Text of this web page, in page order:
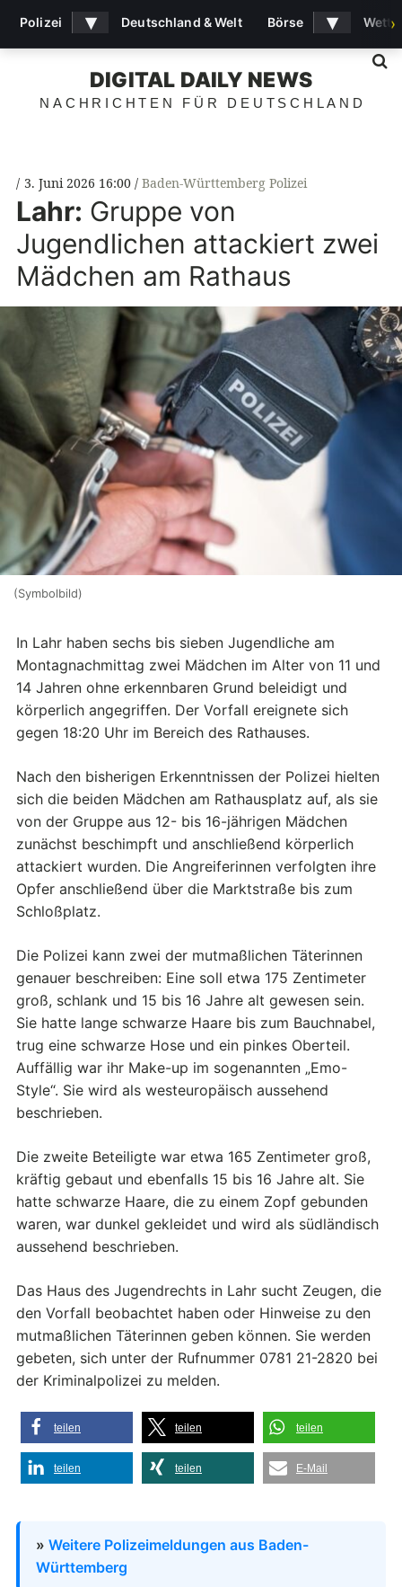
DIGITAL DAILY NEWS
NACHRICHTEN FÜR DEUTSCHLAND
3. Juni 2026 16:00 Baden-Württemberg Polizei
Lahr: Gruppe von
Jugendlichen attackiert zwei
Mädchen am Rathaus
(Symbolbild)
In Lahr haben sechs bis sieben Jugendliche am
Montagnachmittag zwei Mädchen im Alter von 11 und
14 Jahren ohne erkennbaren Grund beleidigt und
körperlich angegriffen. Der Vorfall ereignete sich
gegen 18:20 Uhr im Bereich des Rathauses.
Nach den bisherigen Erkenntnissen der Polizei hielten
sich die beiden Mädchen am Rathausplatz auf, als sie
von der Gruppe aus 12- bis 16-jährigen Mädchen
zunächst beschimpft und anschließend körperlich
attackiert wurden. Die Angreiferinnen verfolgten ihre
Opfer anschließend über die Marktstraße bis zum
Schloßplatz.
Die Polizei kann zwei der mutmaßlichen Täterinnen
genauer beschreiben: Eine soll etwa 175 Zentimeter
groß, schlank und 15 bis 16 Jahre alt gewesen sein.
Sie hatte lange schwarze Haare bis zum Bauchnabel,
trug eine schwarze Hose und ein pinkes Oberteil.
Auffällig war ihr Make-up im sogenannten „Emo-
Style“. Sie wird als westeuropäisch aussehend
beschrieben.
Die zweite Beteiligte war etwa 165 Zentimeter groß,
kräftig gebaut und ebenfalls 15 bis 16 Jahre alt. Sie
hatte schwarze Haare, die zu einem Zopf gebunden
waren, war dunkel gekleidet und wird als südländisch
aussehend beschrieben.
Das Haus des Jugendrechts in Lahr sucht Zeugen, die
den Vorfall beobachtet haben oder Hinweise zu den
mutmaßlichen Täterinnen geben können. Sie werden
gebeten, sich unter der Rufnummer 0781 21-2820 bei
der Kriminalpolizei zu melden.
teilen teilen teilen
teilen teilen E-Mail
» Weitere Polizeimeldungen aus Baden-
Württemberg
Polizei ▾ Deutschland & Welt Börse ▾ ›